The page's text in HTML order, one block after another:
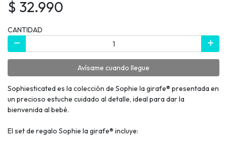
$ 32.990
CANTIDAD
Avísame cuando llegue
Sophiesticated es la colección de Sophie la girafe® presentada en
un precioso estuche cuidado al detalle, ideal para dar la
bienvenida al bebé.
El set de regalo Sophie la girafe® incluye: